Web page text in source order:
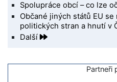
Spolupráce obcí – co lze
Občané jiných států EU
politických stran a hnutí v
Další
Partneři